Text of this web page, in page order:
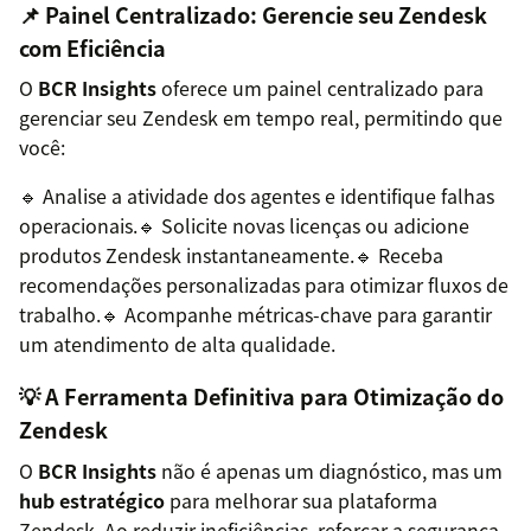
📌 Painel Centralizado: Gerencie seu Zendesk
com Eficiência
O BCR Insightsoferece um painel centralizado para
gerenciar seu Zendesk em tempo real, permitindo que
você:
🔹 Analise a atividade dos agentes e identifique falhas
operacionais.🔹 Solicite novas licenças ou adicione
produtos Zendesk instantaneamente.🔹 Receba
recomendações personalizadas para otimizar fluxos de
trabalho.🔹 Acompanhe métricas-chave para garantir
um atendimento de alta qualidade.
💡 A Ferramenta Definitiva para Otimização do
Zendesk
O BCR Insights não é apenas um diagnóstico, mas um
hub estratégico para melhorar sua plataforma